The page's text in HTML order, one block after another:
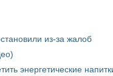
из-за жалоб
энергетические